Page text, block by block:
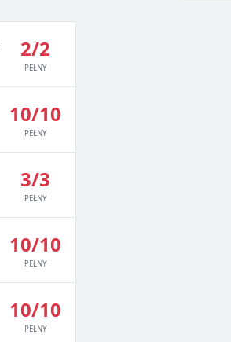
2/2
PEŁNY
10/10
PEŁNY
3/3
PEŁNY
10/10
PEŁNY
10/10
PEŁNY